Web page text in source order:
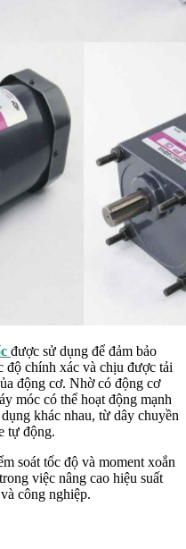
được sử dụng để đảm bảo
độ chính xác và chịu được tải
động cơ. Nhờ có động cơ
móc có thể hoạt động mạnh
khác nhau, từ dây chuyền
tự động.
soát tốc độ và moment xoắn
việc nâng cao hiệu suất
công nghiệp.